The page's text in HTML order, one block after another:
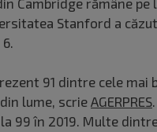
Cambridge rămâne pe
Stanford a
91 dintre cele mai
lume, scrieAGERPRES
99 în 2019. Multe